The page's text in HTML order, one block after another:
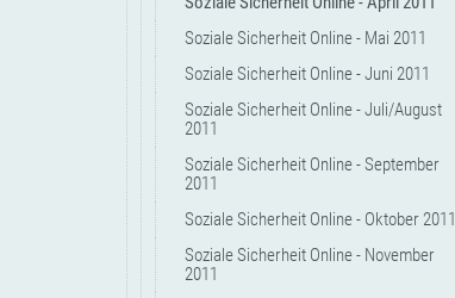
Soziale Sicherheit Online - Mai 2011
Soziale Sicherheit Online - Juni 2011
Soziale Sicherheit Online - Juli/August
2011
Soziale Sicherheit Online - September
2011
Soziale Sicherheit Online - Oktober 2011
Soziale Sicherheit Online - November
2011